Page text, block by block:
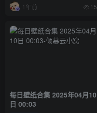
1年前 15
每日壁纸合集 2025年04月10
日 00:03